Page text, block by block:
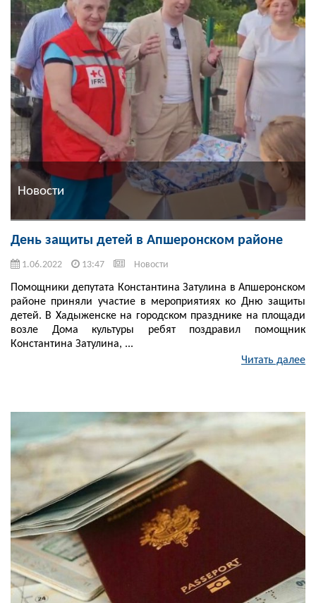
Новости
День защиты детей в Апшеронском районе
1.06.2022 13:47 Новости
Помощники депутата Константина Затулина в Апшеронском
районе приняли участие в мероприятиях ко Дню защиты
детей. В Хадыженске на городском празднике на площади
возле Дома культуры ребят поздравил помощник
Константина Затулина, ...
Читать далее